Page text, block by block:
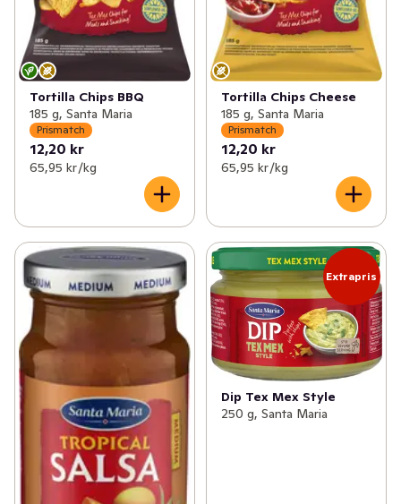
Tortilla Chips BBQ
185 g, Santa Maria
Prismatch
12,20 kr
65,95 kr /kg
Tortilla Chips Cheese
185 g, Santa Maria
Prismatch
12,20 kr
65,95 kr /kg
Extrapris
Dip Tex Mex Style
250 g, Santa Maria